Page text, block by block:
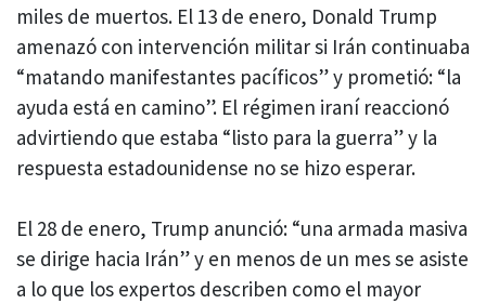
miles de muertos. El 13 de enero, Donald Trump
amenazó con intervención militar si Irán continuaba
“matando manifestantes pacíficos” y prometió: “la
ayuda está en camino”. El régimen iraní reaccionó
advirtiendo que estaba “listo para la guerra” y la
respuesta estadounidense no se hizo esperar.
El 28 de enero, Trump anunció: “una armada masiva
se dirige hacia Irán” y en menos de un mes se asiste
a lo que los expertos describen como el mayor